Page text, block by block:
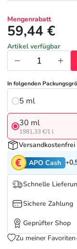
Natur &
Sport & Fitness
Tierapotheke
Vitamine &
Marken
Insektenschutz
Sonnenpflege
Täglich gut
E-Rezept
E-Rezept App
Frontline &
Nattermann
Refluthin,
Salus Deals
Mengenrabatt
59,44 €
Artikel verfügbar
In folgenden
5 ml
30 ml
1981,33 €/1 l
Versandkostenfrei
APO Cash
Schnelle
Sichere Zahlung
Geprüfter Shop
Zu meiner